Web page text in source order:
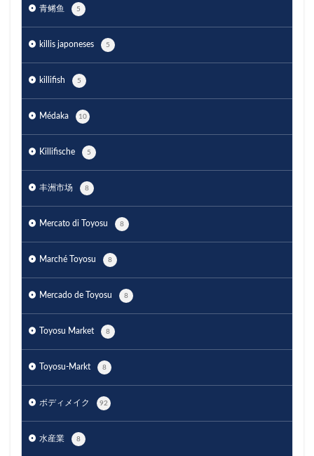
青鳉鱼 5
killis japoneses 5
killifish 5
Médaka 10
Killifische 5
丰洲市场 8
Mercato di Toyosu 8
Marché Toyosu 8
Mercado de Toyosu 8
Toyosu Market 8
Toyosu-Markt 8
ボディメイク 92
水産業 8